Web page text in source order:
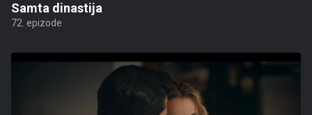
Samta dinastija
72. epizode